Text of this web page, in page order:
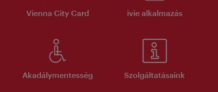
Vienna City Card ivie alkalmazás
Akadálymentesség Szolgáltatásaink